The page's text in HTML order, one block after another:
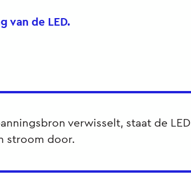
van de LED.
verwisselt, staat de LED
stroom door.